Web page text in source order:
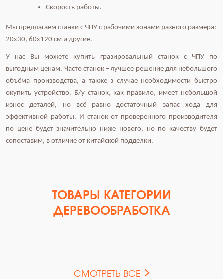
Скорость работы.
Мы предлагаем станки с ЧПУ с рабочими зонами разного размера:
20х30, 60х120 см и другие.
У нас Вы можете купить гравировальный станок с ЧПУ по
выгодным ценам. Часто станок – лучшее решение для небольшого
объёма производства, а также в случае необходимости быстро
окупить устройство. Б/у станок, как правило, имеет небольшой
износ деталей, но всё равно достаточный запас хода для
эффективной работы. И станок от проверенного производителя
по цене будет значительно ниже нового, но по качеству будет
сопоставим, в отличие от китайской подделки.
ТОВАРЫ КАТЕГОРИИ
ДЕРЕВООБРАБОТКА
СМОТРЕТЬ ВСЕ